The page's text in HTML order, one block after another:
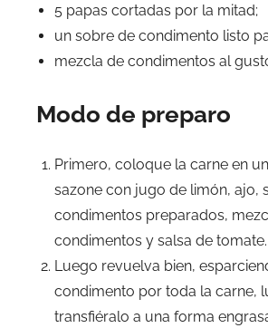
5 papas cortadas por la mitad;
un sobre de condimento listo
mezcla de condimentos al
Modo de preparo
Primero, coloque la carne en
sazone con jugo de limón, ajo,
condimentos preparados,
condimentos y salsa de tomate.
Luego revuelva bien,
condimento por toda la carne,
transfiéralo a una forma